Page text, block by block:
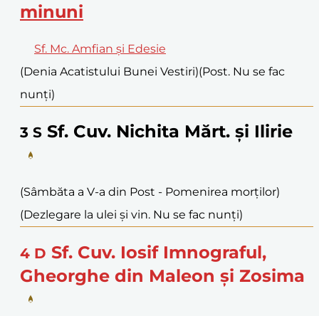
minuni
Sf. Mc. Amfian și Edesie
(Denia Acatistului Bunei Vestiri)(Post. Nu se fac
nunți)
3 S Sf. Cuv. Nichita Mărt. și Ilirie
(Sâmbăta a V-a din Post - Pomenirea morților)
(Dezlegare la ulei și vin. Nu se fac nunți)
4 D Sf. Cuv. Iosif Imnograful,
Gheorghe din Maleon și Zosima